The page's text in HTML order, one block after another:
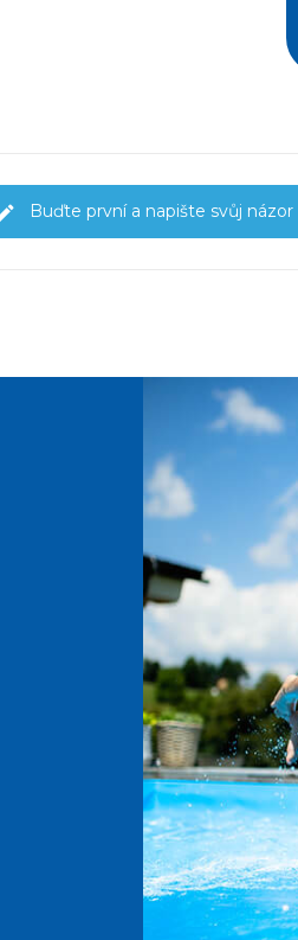
Buďte první a napište svůj názor